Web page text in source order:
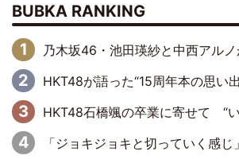
BUBKA RANKING
乃木坂46・池田瑛紗と中西アルノが「真冬のかき氷」騒動で火花散らす！ 因縁の裏にある
HKT48が語った“15周年本の思い出” 大食い特訓・守護霊企画・制
HKT48石橋颯の卒業に寄せて “いぶくる”の絆と
「ジョキジョキと切っていく感じ」STU48中村舞